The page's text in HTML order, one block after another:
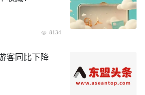
8134
客同比下降